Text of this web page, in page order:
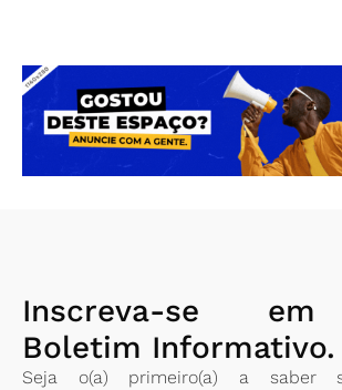
Inscreva-se
Boletim Informativo.
Seja o(a) primeiro(a) a saber